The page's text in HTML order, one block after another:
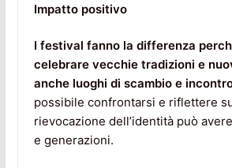
Impatto positivo
I festival fanno la differenza
celebrare vecchie tradizioni e
anche luoghi di scambio e
possibile confrontarsi e riflettere
rievocazione dell’identità può
e generazioni.